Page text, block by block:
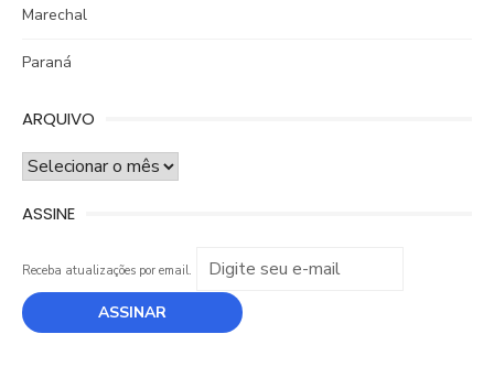
Marechal
Paraná
ARQUIVO
ARQUIVO
ASSINE
Receba atualizações por email.